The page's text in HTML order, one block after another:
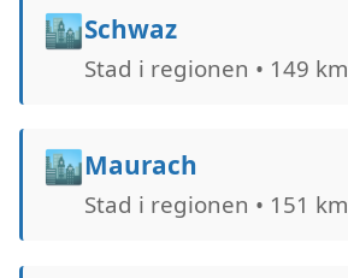
🏙️Schwaz
Stad i regionen • 149 km
🏙️Maurach
Stad i regionen • 151 km